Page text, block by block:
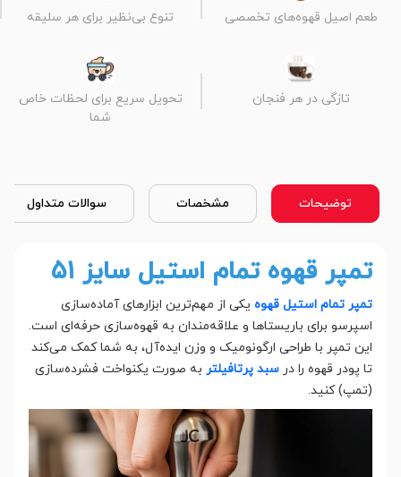
طعم اصیل قهوه‌های تخصصی تنوع بی‌نظیر برای هر سلیقه
تازگی در هر فنجان
تحویل سریع برای لحظات خاص
شما
توضیحات مشخصات سوالات متداول
تمپر قهوه تمام استیل سایز ۵۱
تمپر تمام استیل قهوه یکی از مهم‌ترین ابزارهای آماده‌سازی
اسپرسو برای باریستاها و علاقه‌مندان به قهوه‌سازی حرفه‌ای است.
این تمپر با طراحی ارگونومیک و وزن ایده‌آل، به شما کمک می‌کند
تا پودر قهوه را در سبد پرتافیلتر به صورت یکنواخت فشرده‌سازی
(تمپ) کنید.